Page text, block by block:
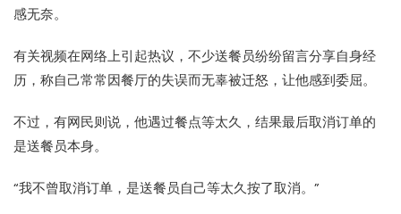
感无奈。
有关视频在网络上引起热议，不少送餐员纷纷留言分享自身经
历，称自己常常因餐厅的失误而无辜被迁怒，让他感到委屈。
不过，有网民则说，他遇过餐点等太久，结果最后取消订单的
是送餐员本身。
“我不曾取消订单，是送餐员自己等太久按了取消。”